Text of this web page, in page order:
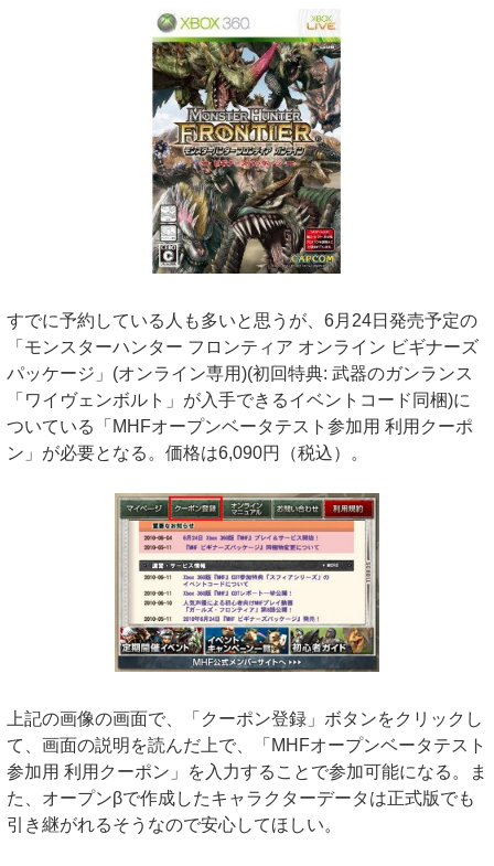
すでに予約している人も多いと思うが、6月24日発売予定の
「モンスターハンター フロンティア オンライン ビギナーズ
パッケージ」(オンライン専用)(初回特典: 武器のガンランス
「ワイヴェンボルト」が入手できるイベントコード同梱)に
ついている「MHFオープンベータテスト参加用 利用クーポ
ン」が必要となる。価格は6,090円（税込）。
上記の画像の画面で、「クーポン登録」ボタンをクリックし
て、画面の説明を読んだ上で、「MHFオープンベータテスト
参加用 利用クーポン」を入力することで参加可能になる。ま
た、オープンβで作成したキャラクターデータは正式版でも
引き継がれるそうなので安心してほしい。